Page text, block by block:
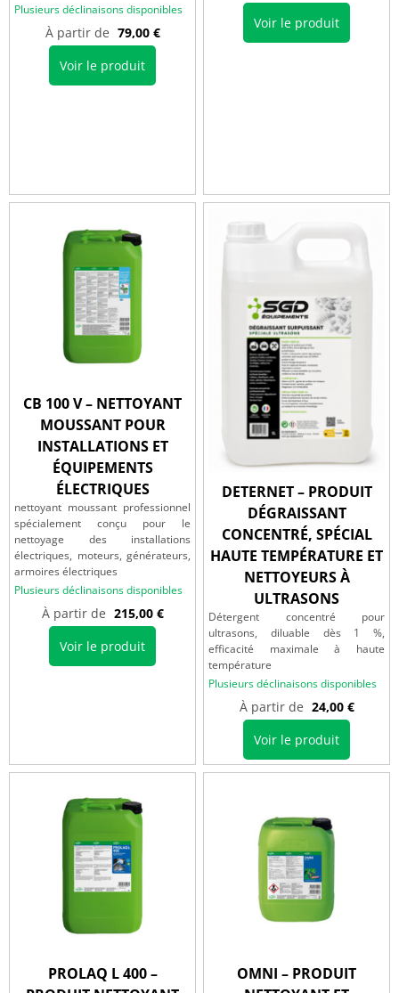
Plusieurs déclinaisons disponibles
À partir de 79,00 €
Voir le produit
Voir le produit
CB 100 V – NETTOYANT
MOUSSANT POUR
INSTALLATIONS ET
ÉQUIPEMENTS
ÉLECTRIQUES
nettoyant moussant professionnel
spécialement conçu pour le
nettoyage des installations
électriques, moteurs, générateurs,
armoires électriques
Plusieurs déclinaisons disponibles
À partir de 215,00 €
Voir le produit
DETERNET – PRODUIT
DÉGRAISSANT
CONCENTRÉ, SPÉCIAL
HAUTE TEMPÉRATURE ET
NETTOYEURS À
ULTRASONS
Détergent concentré pour
ultrasons, diluable dès 1 %,
efficacité maximale à haute
température
Plusieurs déclinaisons disponibles
À partir de 24,00 €
Voir le produit
PROLAQ L 400 –
OMNI – PRODUIT